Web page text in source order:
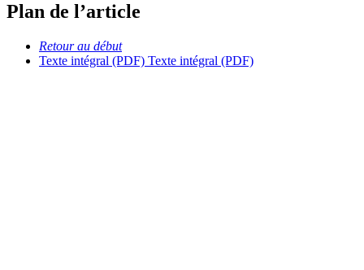
Plan de l’article
Retour au début
Texte intégral (PDF) Texte intégral (PDF)